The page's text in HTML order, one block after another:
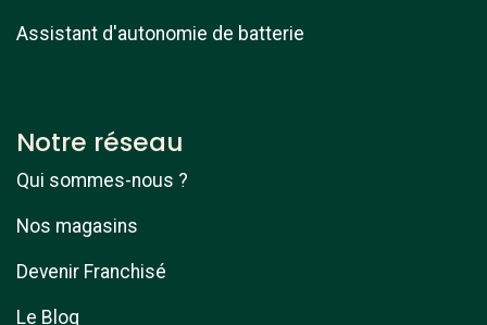
Assistant d'autonomie de batterie
Notre réseau
Qui sommes-nous ?
Nos magasins
Devenir Franchisé
Le Blog